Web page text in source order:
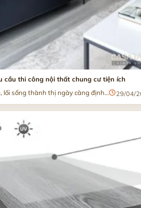
cầu thi công nội thất chung cư tiện ích
lối sống thành thị ngày càng định...
29/04/